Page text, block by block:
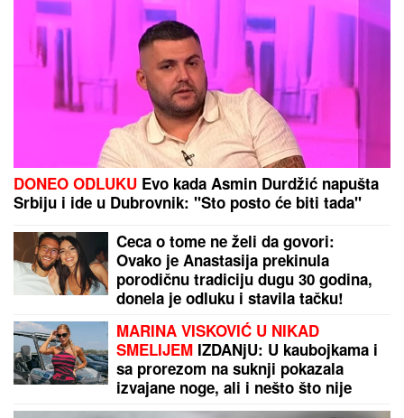
DONEO ODLUKU Evo kada Asmin Durdžić napušta
Srbiju i ide u Dubrovnik: "Sto posto će biti tada"
Ceca o tome ne želi da govori:
Ovako je Anastasija prekinula
porodičnu tradiciju dugu 30 godina,
donela je odluku i stavila tačku!
MARINA VISKOVIĆ U NIKAD
SMELIJEM IZDANjU: U kaubojkama i
sa prorezom na suknji pokazala
izvajane noge, ali i nešto što nije
htela (FOTO)